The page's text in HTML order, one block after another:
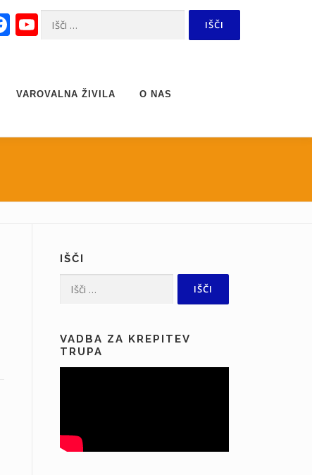
Facebook
YouTube
Išči:
VAROVALNA ŽIVILA O NAS
IŠČI
Išči:
VADBA ZA KREPITEV
TRUPA